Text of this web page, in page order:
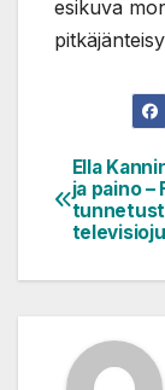
esikuva
selaus
Ella
ja paino –